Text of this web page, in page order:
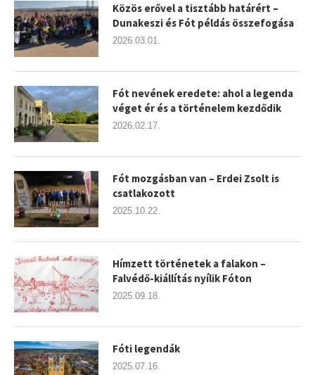
Közös erővel a tisztább határért –
Dunakeszi és Fót példás összefogása
2026.03.01.
Fót nevének eredete: ahol a legenda
véget ér és a történelem kezdődik
2026.02.17.
Fót mozgásban van – Erdei Zsolt is
csatlakozott
2025.10.22.
Hímzett történetek a falakon –
Falvédő-kiállítás nyílik Fóton
2025.09.18.
Fóti legendák
2025.07.16.